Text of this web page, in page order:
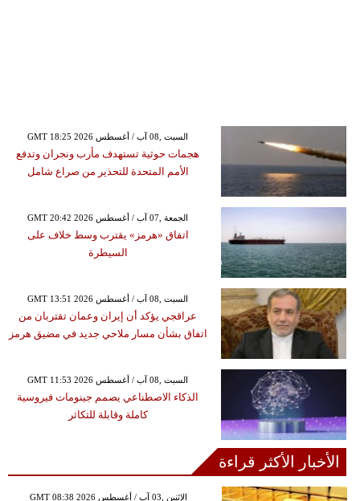
GMT 18:25 2026 السبت ,08 آب / أغسطس
هجمات حوثية تستهدف مأرب ونجران وتدفع
الأمم المتحدة للتحذير من صراع شامل
GMT 20:42 2026 الجمعة ,07 آب / أغسطس
اتفاق «هرمز» يقترب وسط خلاف على
السيطرة
GMT 13:51 2026 السبت ,08 آب / أغسطس
عراقجي يؤكد أن إيران وعمان تقتربان من
اتفاق بشأن مسار ملاحي جديد في مضيق هرمز
GMT 11:53 2026 السبت ,08 آب / أغسطس
الذكاء الاصطناعي يصمم جينومات فيروسية
كاملة وقابلة للتكاثر
الأخبار الأكثر قراءة
GMT 08:38 2026 الإثنين ,03 آب / أغسطس